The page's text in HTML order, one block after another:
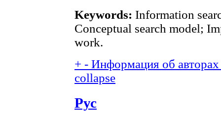
Keywords: Information
Conceptual search model;
work.
+ - Информация об
collapse
Рус